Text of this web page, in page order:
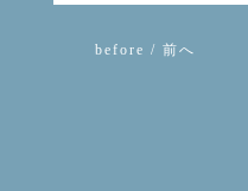
before / 前へ